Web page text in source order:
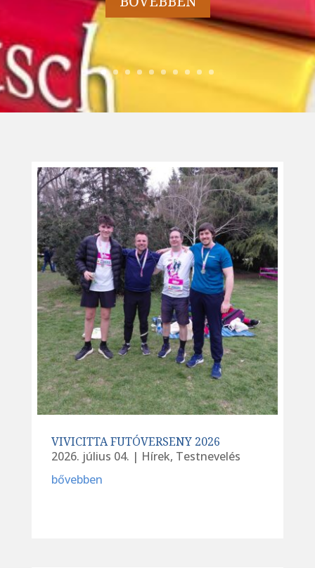
VIVICITTA FUTÓVERSENY 2026
2026. július 04. | Hírek, Testnevelés
bővebben